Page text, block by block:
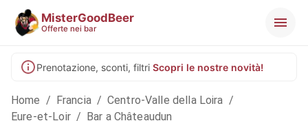
MisterGoodBeer
Offerte nei bar
Prenotazione, sconti, filtri Scopri le nostre novità!
Home / Francia / Centro-Valle della Loira /
Eure-et-Loir / Bar a Châteaudun